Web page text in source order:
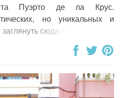
Пуэрто де ла Крус.
но уникальных и
сюда точно стоит.